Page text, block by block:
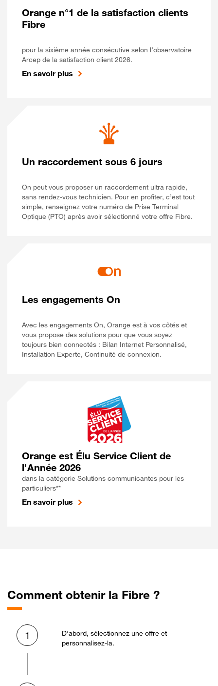
Orange n°1 de la satisfaction clients
Fibre
pour la sixième année consécutive selon l’observatoire
Arcep de la satisfaction client 2026.
En savoir plus
Un raccordement sous 6 jours
On peut vous proposer un raccordement ultra rapide,
sans rendez-vous technicien. Pour en profiter, c’est tout
simple, renseignez votre numéro de Prise Terminal
Optique (PTO) après avoir sélectionné votre offre Fibre.
Les engagements On
Avec les engagements On, Orange est à vos côtés et
vous propose des solutions pour que vous soyez
toujours bien connectés : Bilan Internet Personnalisé,
Installation Experte, Continuité de connexion.
Orange est Élu Service Client de
l'Année 2026
dans la catégorie Solutions communicantes pour les
particuliers**
En savoir plus
Comment obtenir la Fibre ?
1
D’abord, sélectionnez une offre et
personnalisez-la.